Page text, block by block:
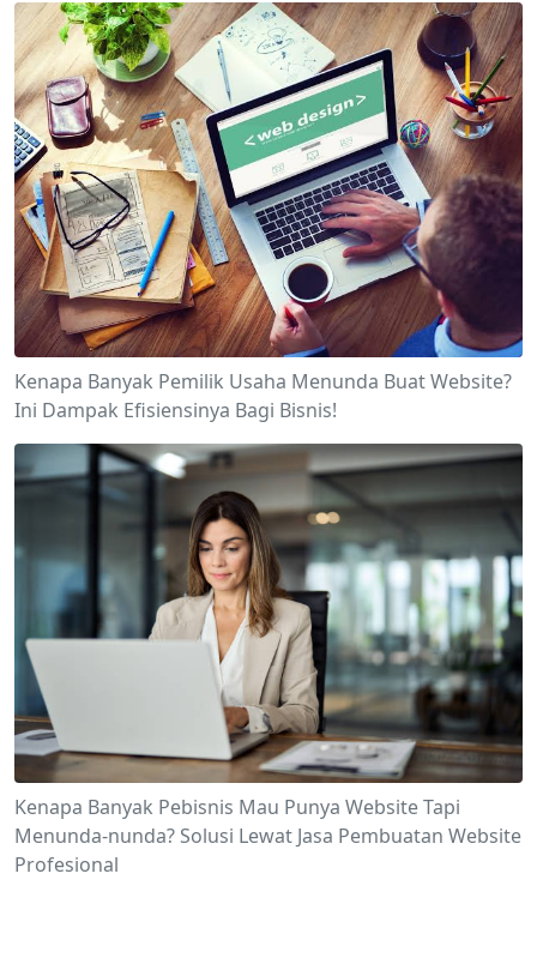
Kenapa Banyak Pemilik Usaha Menunda Buat Website?
Ini Dampak Efisiensinya Bagi Bisnis!
Kenapa Banyak Pebisnis Mau Punya Website Tapi
Menunda-nunda? Solusi Lewat Jasa Pembuatan Website
Profesional